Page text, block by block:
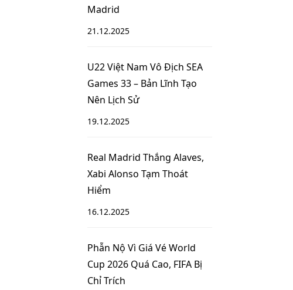
Madrid
21.12.2025
U22 Việt Nam Vô Địch SEA
Games 33 – Bản Lĩnh Tạo
Nên Lịch Sử
19.12.2025
Real Madrid Thắng Alaves,
Xabi Alonso Tạm Thoát
Hiểm
16.12.2025
Phẫn Nộ Vì Giá Vé World
Cup 2026 Quá Cao, FIFA Bị
Chỉ Trích